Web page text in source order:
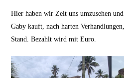
Hier haben wir Zeit uns umzusehen
Gaby kauft, nach harten
Stand. Bezahlt wird mit Euro.